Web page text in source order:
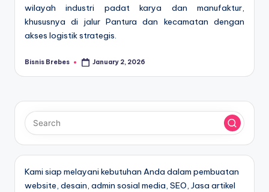
wilayah industri padat karya dan manufaktur,
khususnya di jalur Pantura dan kecamatan dengan
akses logistik strategis.
Posted
Bisnis Brebes January 2, 2026
Kami siap melayani kebutuhan Anda dalam pembuatan
website, desain, admin sosial media, SEO, Jasa artikel